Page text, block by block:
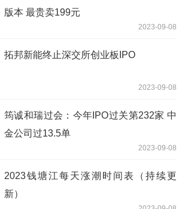
版本 最贵卖199元
2023-09-08
拓邦新能终止深交所创业板IPO
2023-09-08
筠诚和瑞过会：今年IPO过关第232家 中
金公司过13.5单
2023-09-08
2023钱塘江每天涨潮时间表（持续更
新）